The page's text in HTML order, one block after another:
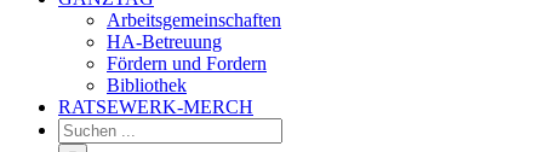
Arbeitsgemeinschaften
HA-Betreuung
Fördern und Fordern
Bibliothek
RATSEWERK-MERCH